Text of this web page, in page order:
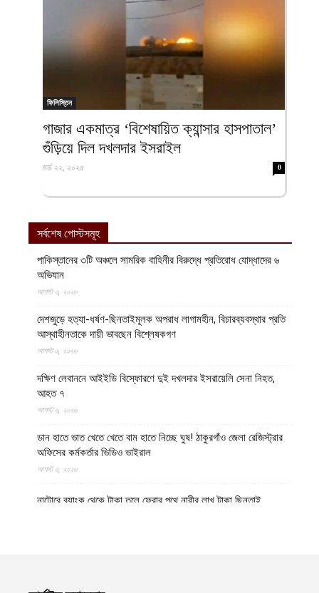
ফিলিস্তিন
গাজার একমাত্র ‘বিশেষায়িত ক্যান্সার হাসপাতাল’
গুঁড়িয়ে দিল দখলদার ইসরাইল
মার্চ ২২, ২০২৫ 0
সর্বশেষ পোস্টসমূহ
পাকিস্তানের ৩টি অঞ্চলে সামরিক বাহিনীর বিরুদ্ধে প্রতিরোধ যোদ্ধাদের ৬
অভিযান
আগস্ট ৬, ২০২৬
দেশজুড়ে হত্যা-ধর্ষণ-ছিনতাইমূলক অপরাধ লাগামহীন, বিচারব্যবস্থার প্রতি
আস্থাহীনতাকে দায়ী ভাবছেন বিশ্লেষকগণ
আগস্ট ৬, ২০২৬
দক্ষিণ লেবাননে আইইডি বিস্ফোরণে দুই দখলদার ইসরায়েলি সেনা নিহত,
আহত ৭
আগস্ট ৬, ২০২৬
ডান হাতে ভাত খেতে খেতে বাম হাতে নিচ্ছে ঘুষ! ঠাকুরগাঁও জেলা রেজিস্ট্রার
অফিসের কর্মকর্তার ভিডিও ভাইরাল
আগস্ট ৫, ২০২৬
নাটোরে ব্যাংক থেকে টাকা তুলে ফেরার পথে নারীর লাখ টাকা ছিনতাই